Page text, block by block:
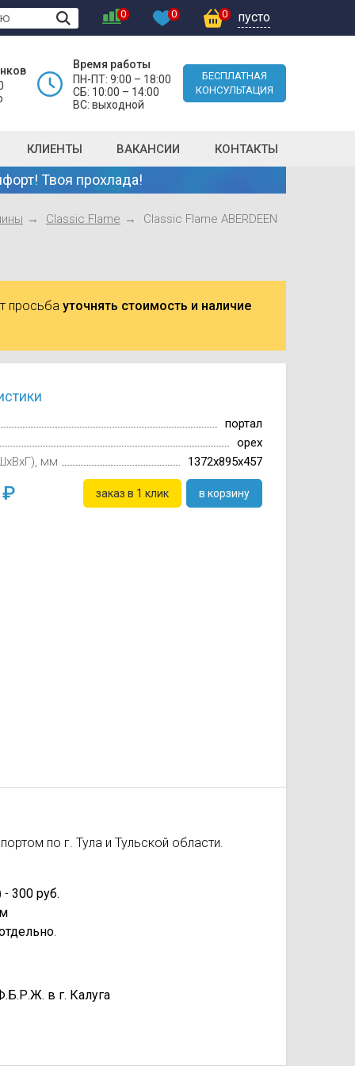
0 0 0 пусто
Время работы
ПН-ПТ: 9:00 – 18:00
СБ: 10:00 – 14:00
ВС: выходной
БЕСПЛАТНАЯ
КОНСУЛЬТАЦИЯ
КЛИЕНТЫ ВАКАНСИИ КОНТАКТЫ
Твоя прохлада!
Classic Flame Classic Flame ABERDEEN
просьба уточнять стоимость и наличие
портал
орех
мм
1372x895x457
заказ в 1 клик в корзину
по г. Тула и Тульской области.
- 300 руб.
.
в г. Калуга